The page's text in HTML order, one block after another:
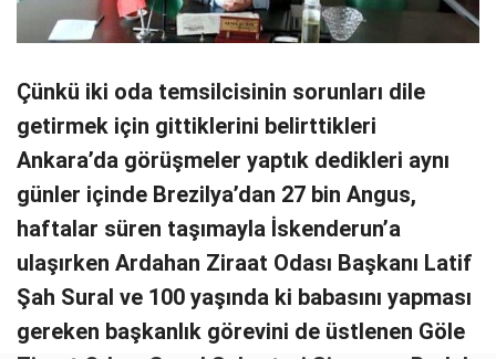
Çünkü iki oda temsilcisinin sorunları dile
getirmek için gittiklerini belirttikleri
Ankara’da görüşmeler yaptık dedikleri aynı
günler içinde Brezilya’dan 27 bin Angus,
haftalar süren taşımayla İskenderun’a
ulaşırken Ardahan Ziraat Odası Başkanı Latif
Şah Sural ve 100 yaşında ki babasını yapması
gereken başkanlık görevini de üstlenen Göle